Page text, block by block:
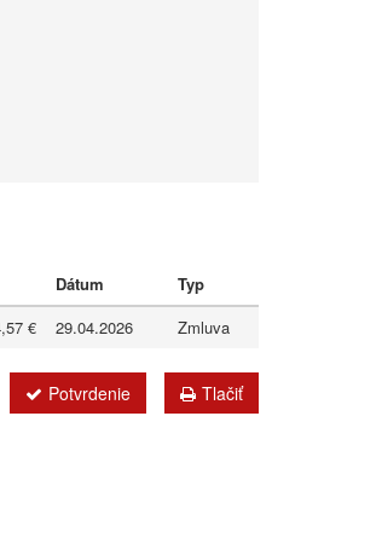
Dátum
Typ
€ 29.04.2026 Zmluva
Tlačiť
Potvrdenie